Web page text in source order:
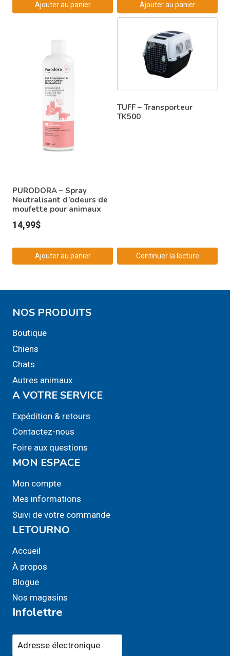
Ajouter au panier Ajouter au panier
PURODORA – Spray
Neutralisant d’odeurs de
moufette pour animaux
14,99$
Ajouter au panier
TUFF – Transporteur
TK500
Continuer la lecture
NOS PRODUITS
Boutique
Chiens
Chats
Autres animaux
A VOTRE SERVICE
Expédition & retours
Contactez-nous
Foire aux questions
MON ESPACE
Mon compte
Mes informations
Suivi de votre commande
LETOURNO
Accueil
À propos
Blogue
Nos magasins
Infolettre